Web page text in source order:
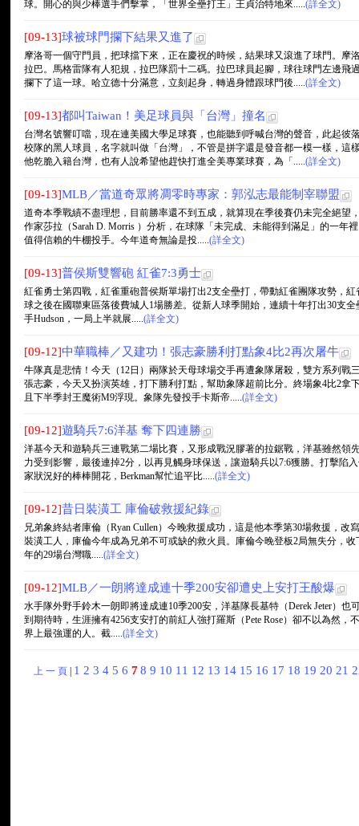
球。開心的與少棒選手們擊掌，「世界全壘打王」王貞治特地來.....(詳全文)
[09-13]球被球門攔下結果又進了
摩洛哥一個守門員，把球擋下來，正在慶祝的時候，結果球又滾進了球門。摩
拉巴。馬格雷隊有人犯規，拉巴隊罰十二碼。拉巴球員起腳，球往球門左邊飛
攔下了這一球。哈立德十分滿意，立刻起身，轉過身體跟球門後.....(詳全文)
[09-13]都叫Taiwan！美足球員與「台灣」撞名
台灣名號響叮噹，現在連美國大學足球賽，也能聽到呼喊台灣的聲音，此起彼
校隊的黑人球員，名字就叫做「台灣」，不管是拼字還是發音都一模一樣，這
他乾脆入籍台灣，也有人說希望他趕快打進全美專業球賽，為「.....(詳全文)
[09-13]MLB／當道奇眾將凋零時專家：郭泓志最能制宰聯盟
道奇本季戰績不盡理想，目前勝率還不到五成，就算現在季後賽仍未完全絕望
作家莎拉（Sarah D. Morris ）分析，在球隊「未完成、未能得到滿足」的一年
值得信賴的牛棚投手。今年道奇無論是投.....(詳全文)
[09-13]普侯斯雙響砲 紅雀7:3勇士
紅雀勇士第四戰，紅雀重砲普侯斯單場打出2支全壘打，帶動紅雀團隊攻勢，
球之後在國聯東區落後費城人1場勝差。從新人球季開始，連續十年打出30支
手Hudson，一局上半就展.....(詳全文)
[09-12]中華職棒／又建功！張志豪勝利打點象4比2再次屠牛
牛隊真是悲情！今天（12日）兩隊於天母球場交手再遭象隊屠殺，雙方系列戰
張志豪，今天又扮演英雄，打下勝利打點，幫助象隊超前比分。終場象4比2拿
且下半季封王魔術M9浮現。象隊先發投手卡斯帝.....(詳全文)
[09-12]遊騎兵7:6洋基 奪下四連勝
洋基今天和遊騎兵三連戰第二場比賽，又形成戰況膠著的拉鋸戰，洋基雖然領
力受到影響，最後連掉2分，以再見觸身球保送，讓遊騎兵以7:6獲勝。打擊陷
家狀況好的棒棒開花，Berkman幫忙追平比.....(詳全文)
[09-12]昔日裝潢工 庫倫破救援紀錄
兄弟象終結者庫倫（Ryan Cullen）今晚救援成功，這是他本季第30場救援，改
裝潢工人，庫倫今年成為兄弟不可或缺的救火員。庫倫今晚登板2局無失分，
年的29場台灣職.....(詳全文)
[09-12]MLB／一朗將達成連十季200安卻遭史上安打王酸爆
水手隊外野手鈴木一朗即將達成連10季200安，洋基隊長基特（Derek Jeter）
到期待時，生涯擁有4256支安打的前紅人強打羅斯（Pete Rose）卻不以為然
界上最強運的人。截.....(詳全文)
上 一 頁| 1 2 3 4 5 6 7 8 9 10 11 12 13 14 15 16 17 18 19 20 21